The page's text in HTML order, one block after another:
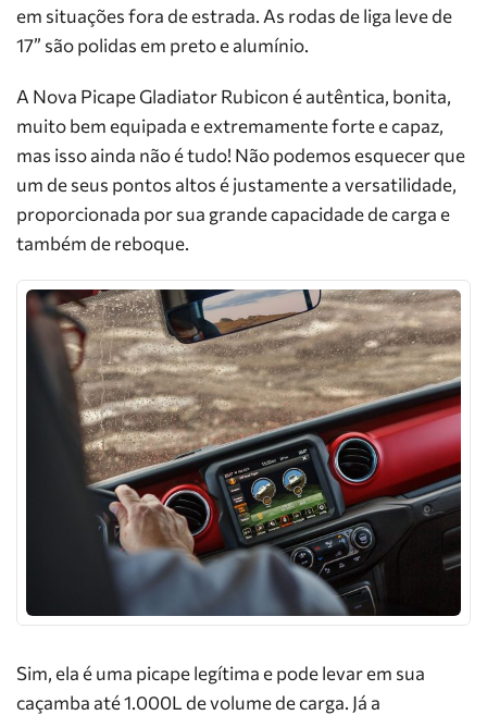
em situações fora de estrada. As rodas de liga leve de
17” são polidas em preto e alumínio.
A Nova Picape Gladiator Rubicon é autêntica, bonita,
muito bem equipada e extremamente forte e capaz,
mas isso ainda não é tudo! Não podemos esquecer que
um de seus pontos altos é justamente a versatilidade,
proporcionada por sua grande capacidade de carga e
também de reboque.
Sim, ela é uma picape legítima e pode levar em sua
caçamba até 1.000L de volume de carga. Já a